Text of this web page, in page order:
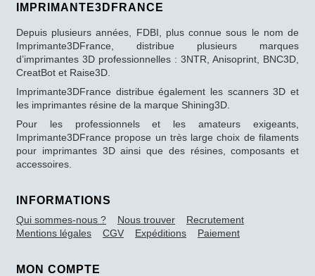
IMPRIMANTE3DFRANCE
Depuis plusieurs années, FDBI, plus connue sous le nom de
Imprimante3DFrance, distribue plusieurs marques
d’imprimantes 3D professionnelles : 3NTR, Anisoprint, BNC3D,
CreatBot et Raise3D.
Imprimante3DFrance distribue également les scanners 3D et
les imprimantes résine de la marque Shining3D.
Pour les professionnels et les amateurs exigeants,
Imprimante3DFrance propose un très large choix de filaments
pour imprimantes 3D ainsi que des résines, composants et
accessoires.
INFORMATIONS
Qui sommes-nous ? Nous trouver
Recrutement
Mentions légales
CGV Expéditions Paiement
MON COMPTE